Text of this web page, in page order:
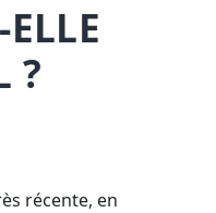
?
récente, en